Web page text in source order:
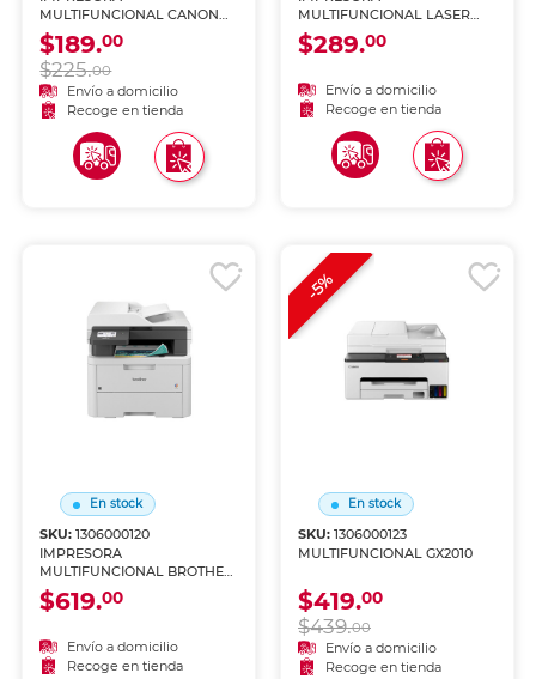
MULTIFUNCIONAL CANON
G2170 TANQUE DE TINTA
(IMPRIME, COPIA Y
ESCANEA)
$189.00
$225.00
Envío a domicilio
Recoge en tienda
MULTIFUNCIONAL LASER
DCPL2640DW
$289.00
Envío a domicilio
Recoge en tienda
En stock
SKU:1306000120
IMPRESORA
MULTIFUNCIONAL BROTHER
LASER MFCL3720dw
$619.00
Envío a domicilio
Recoge en tienda
En stock
SKU: 1306000123
MULTIFUNCIONAL GX2010
$419.00
$439.00
Envío a domicilio
Recoge en tienda
-5%